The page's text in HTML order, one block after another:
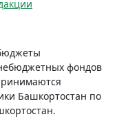
фондов
Башкортостан по